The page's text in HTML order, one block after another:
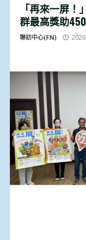
「再來一屏
群最高獎助
聯訪中心(FN)